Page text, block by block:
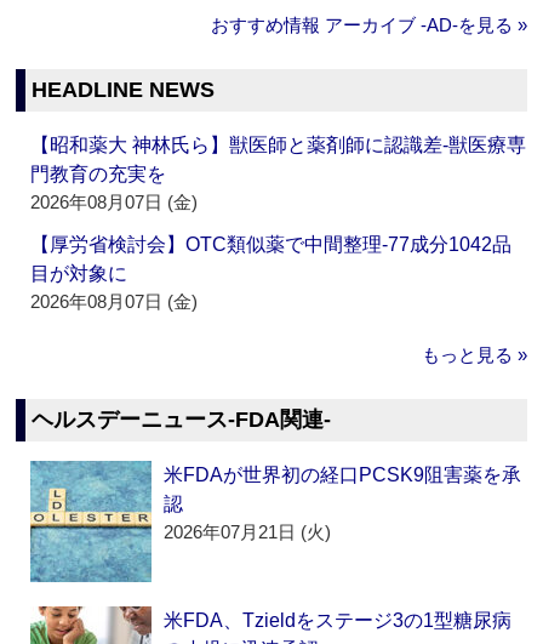
おすすめ情報 アーカイブ ‐AD‐を見る »
HEADLINE NEWS
【昭和薬大 神林氏ら】獣医師と薬剤師に認識差‐獣医療専
門教育の充実を
2026年08月07日 (金)
【厚労省検討会】OTC類似薬で中間整理‐77成分1042品
目が対象に
2026年08月07日 (金)
もっと見る »
ヘルスデーニュース‐FDA関連‐
米FDAが世界初の経口PCSK9阻害薬を承
認
2026年07月21日 (火)
米FDA、Tzieldをステージ3の1型糖尿病